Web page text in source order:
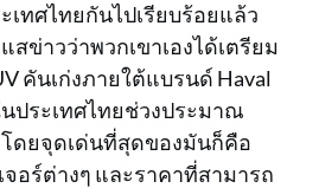
เทศไทยกันไปเรียบร้อยแล้ว
ข่าวว่าพวกเขาเองได้เตรียม
คันเก่งภายใต้แบรนด์ Haval
ประเทศไทยช่วงประมาณ
ดยจุดเด่นที่สุดของมันก็คือ
อร์ต่างๆ และราคาที่สามารถ